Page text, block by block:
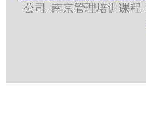
公司
南京管理培训课程